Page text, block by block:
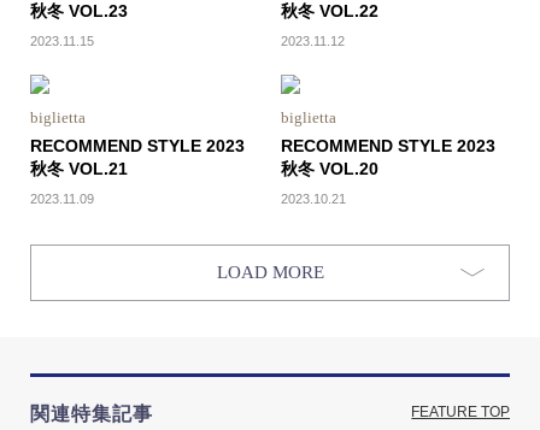
秋冬 VOL.23
2023.11.15
秋冬 VOL.22
2023.11.12
biglietta
RECOMMEND STYLE 2023
秋冬 VOL.21
2023.11.09
biglietta
RECOMMEND STYLE 2023
秋冬 VOL.20
2023.10.21
LOAD MORE
関連特集記事 FEATURE TOP